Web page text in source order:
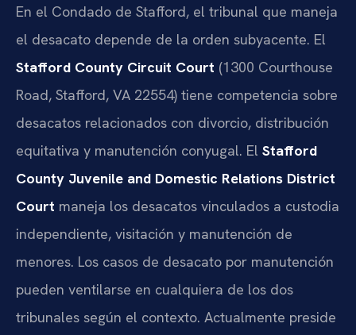
En el Condado de Stafford, el tribunal que maneja
el desacato depende de la orden subyacente. El
Stafford County Circuit Court (1300 Courthouse
Road, Stafford, VA 22554) tiene competencia sobre
desacatos relacionados con divorcio, distribución
equitativa y manutención conyugal. El Stafford
County Juvenile and Domestic Relations District
Court maneja los desacatos vinculados a custodia
independiente, visitación y manutención de
menores. Los casos de desacato por manutención
pueden ventilarse en cualquiera de los dos
tribunales según el contexto. Actualmente preside